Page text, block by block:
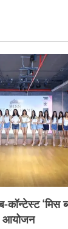
‘मिस
आयोजन